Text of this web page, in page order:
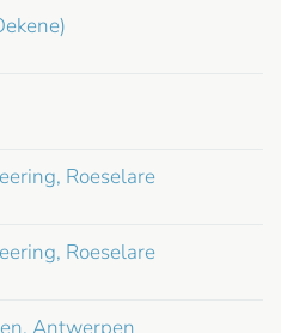
Roeselare
Roeselare
Antwerpen